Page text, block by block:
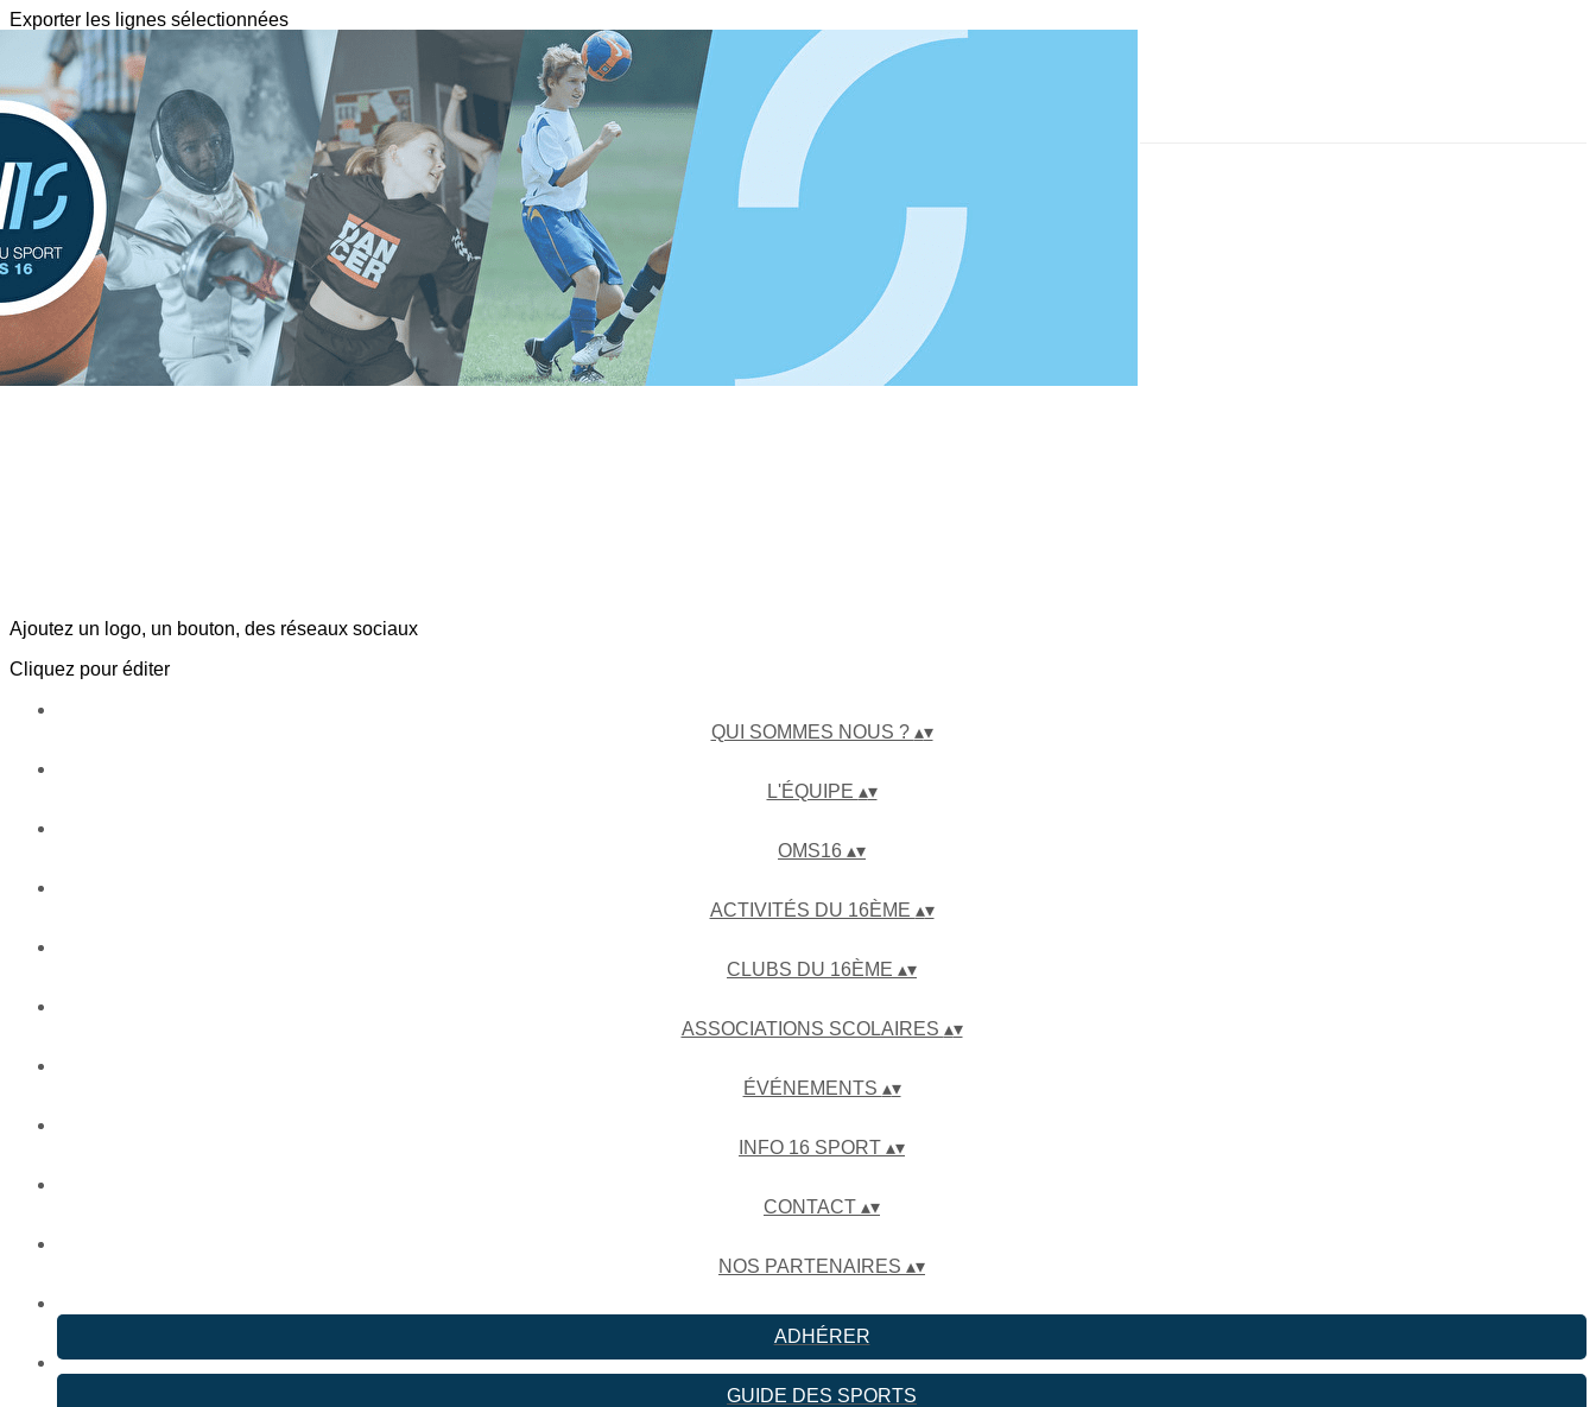
Exporter les lignes sélectionnées
Exporter toutes les colonnes
Exporter uniquement les colonnes affichées
Menu
Images de la page d'accueil
Cliquez pour éditer
Ajoutez un logo, un bouton, des réseaux sociaux
Cliquez pour éditer
QUI SOMMES NOUS ? ▴▾
L'ÉQUIPE ▴▾
OMS16 ▴▾
ACTIVITÉS DU 16ÈME ▴▾
CLUBS DU 16ÈME ▴▾
ASSOCIATIONS SCOLAIRES ▴▾
ÉVÉNEMENTS ▴▾
INFO 16 SPORT ▴▾
CONTACT ▴▾
NOS PARTENAIRES ▴▾
ADHÉRER
GUIDE DES SPORTS